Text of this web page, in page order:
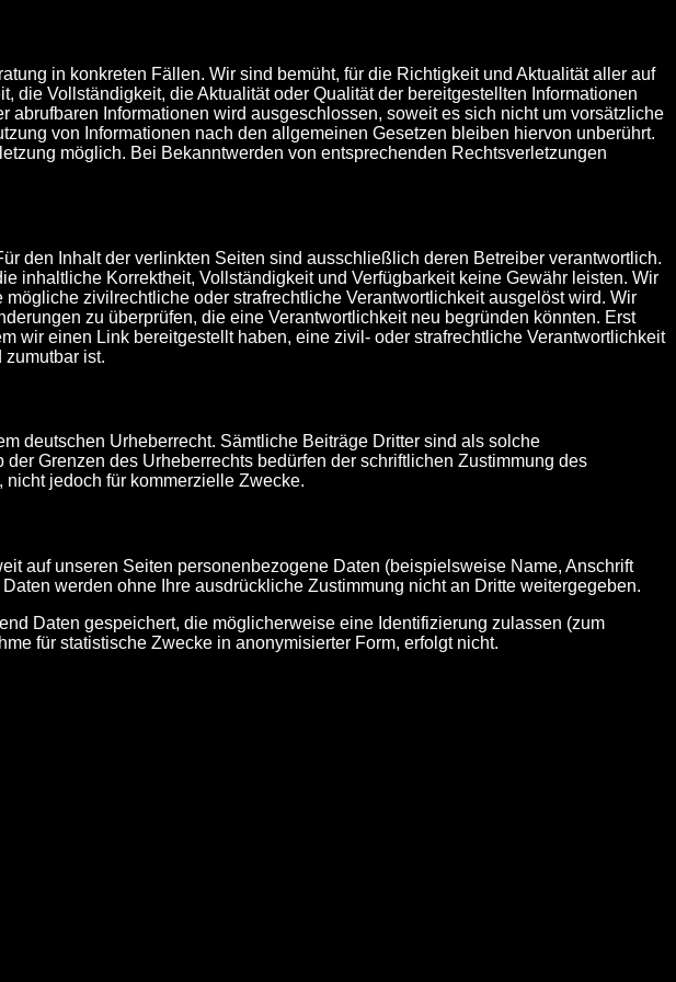
in konkreten Fällen. Wir sind bemüht, für die Richtigkeit und Aktualität aller auf
die Vollständigkeit, die Aktualität oder Qualität der bereitgestellten Informationen
Informationen wird ausgeschlossen, soweit es sich nicht um vorsätzliche
von Informationen nach den allgemeinen Gesetzen bleiben hiervon unberührt.
möglich. Bei Bekanntwerden von entsprechenden Rechtsverletzungen
den Inhalt der verlinkten Seiten sind ausschließlich deren Betreiber verantwortlich.
inhaltliche Korrektheit, Vollständigkeit und Verfügbarkeit keine Gewähr leisten. Wir
zivilrechtliche oder strafrechtliche Verantwortlichkeit ausgelöst wird. Wir
zu überprüfen, die eine Verantwortlichkeit neu begründen könnten. Erst
wir einen Link bereitgestellt haben, eine zivil- oder strafrechtliche Verantwortlichkeit
ist.
deutschen Urheberrecht. Sämtliche Beiträge Dritter sind als solche
Grenzen des Urheberrechts bedürfen der schriftlichen Zustimmung des
jedoch für kommerzielle Zwecke.
auf unseren Seiten personenbezogene Daten (beispielsweise Name, Anschrift
werden ohne Ihre ausdrückliche Zustimmung nicht an Dritte weitergegeben.
Daten gespeichert, die möglicherweise eine Identifizierung zulassen (zum
für statistische Zwecke in anonymisierter Form, erfolgt nicht.